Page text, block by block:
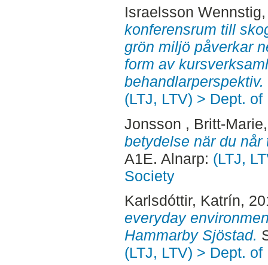
Israelsson
konferensrum till
grön miljö påverkar
form av
behandlarperspektiv.
(LTJ, LTV) > Dept.
Jonsson , Britt-Marie
betydelse när du når
A1E. Alnarp: (LTJ,
Society
Karlsdóttir, Katrín,
everyday
Hammarby Sjöstad.
(LTJ, LTV) > Dept.